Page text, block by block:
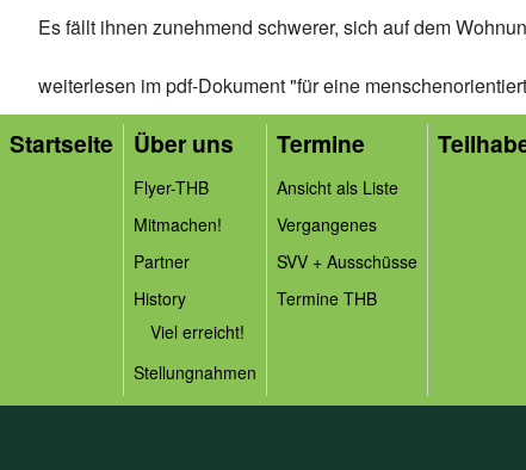
Es fällt ihnen zunehmend schwerer, sich auf dem
weiterlesen im pdf-Dokument "für eine
Startseite Über uns
Flyer-THB
Mitmachen!
Partner
History
Viel erreicht!
Stellungnahmen
Termine
Ansicht als Liste
Vergangenes
SVV + Ausschüsse
Termine THB